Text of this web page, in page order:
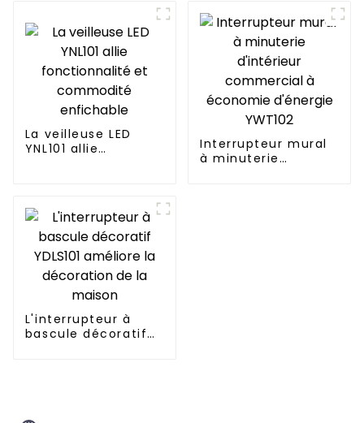
La veilleuse LED
YNL101 allie
Interrupteur mural
à minuterie
L'interrupteur à
bascule décoratif